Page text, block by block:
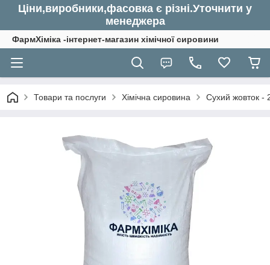
Ціни,виробники,фасовка є різні.Уточнити у
менеджера
ФармХіміка -інтернет-магазин хімічної сировини
Товари та послуги Хімічна сировина Сухий жовток -